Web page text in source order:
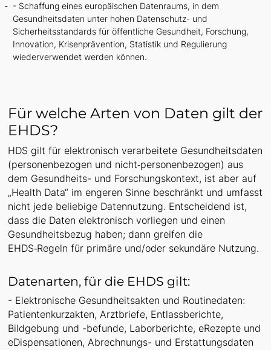
- Schaffung eines europäischen Datenraums, in dem
Gesundheitsdaten unter hohen Datenschutz- und
Sicherheitsstandards für öffentliche Gesundheit, Forschung,
Innovation, Krisenprävention, Statistik und Regulierung
wiederverwendet werden können.
Für welche Arten von Daten gilt der
EHDS?
HDS gilt für elektronisch verarbeitete Gesundheitsdaten
(personenbezogen und nicht‑personenbezogen) aus
dem Gesundheits- und Forschungskontext, ist aber auf
„Health Data“ im engeren Sinne beschränkt und umfasst
nicht jede beliebige Datennutzung. Entscheidend ist,
dass die Daten elektronisch vorliegen und einen
Gesundheitsbezug haben; dann greifen die
EHDS‑Regeln für primäre und/oder sekundäre Nutzung.
Datenarten, für die EHDS gilt:
- Elektronische Gesundheitsakten und Routinedaten:
Patientenkurzakten, Arztbriefe, Entlassberichte,
Bildgebung und -befunde, Laborberichte, eRezepte und
eDispensationen, Abrechnungs- und Erstattungsdaten